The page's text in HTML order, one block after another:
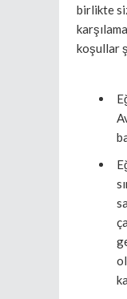
birlikte
koşullar